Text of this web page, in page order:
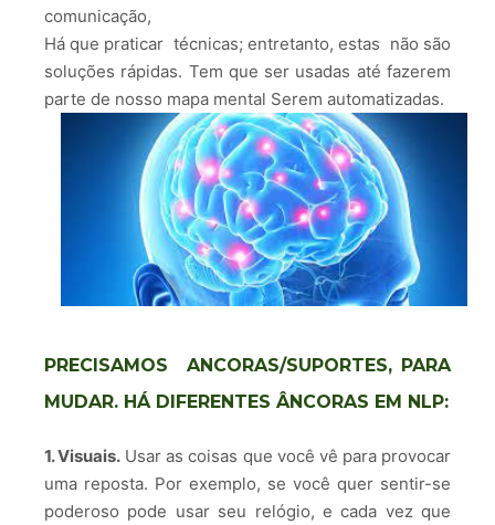
comunicação,
Há que praticar técnicas; entretanto, estas não são
soluções rápidas. Tem que ser usadas até fazerem
parte de nosso mapa mental Serem automatizadas.
PRECISAMOS ANCORAS/SUPORTES, PARA
MUDAR. HÁ DIFERENTES ÂNCORAS EM NLP:
1. Visuais. Usar as coisas que você vê para provocar
uma reposta. Por exemplo, se você quer sentir-se
poderoso pode usar seu relógio, e cada vez que